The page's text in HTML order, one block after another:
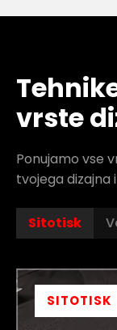
vrste
Ponujamo vse
tvojega dizajna
Sitotisk
SITOTISK